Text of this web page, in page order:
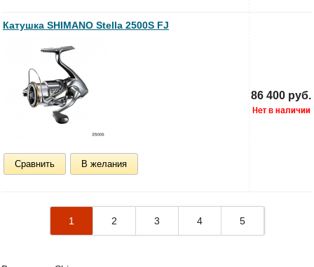
Катушка SHIMANO Stella 2500S FJ
Сравнить В желания
86 400 руб.
1 2 3 4 5